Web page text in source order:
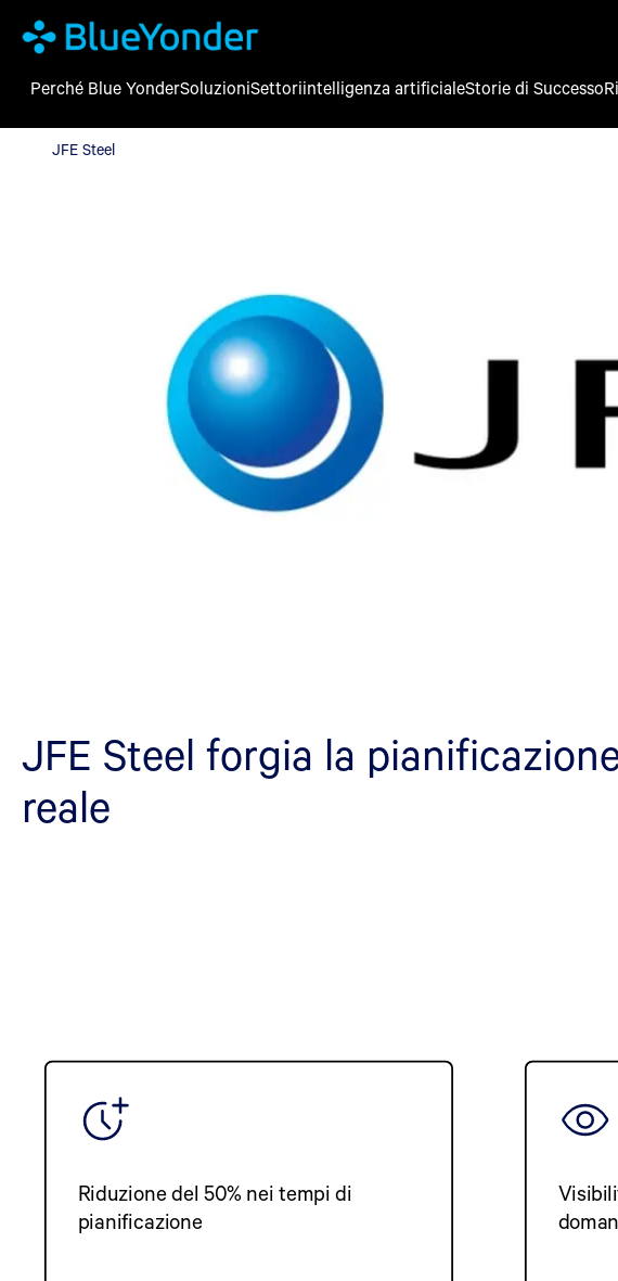
JFE Steel
Perché Blue YonderSoluzioniSettoriintelligenza artificialeStorie di Successo
JFE Steel
JFE Steel forgia la
reale
Riduzione del 50% nei tempi di
pianificazione